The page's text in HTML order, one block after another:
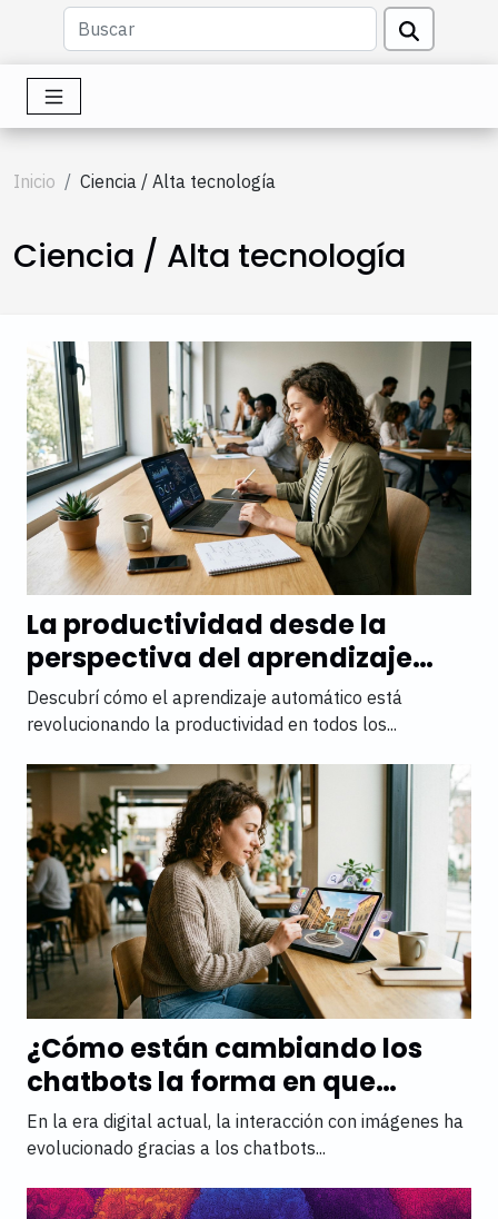
Inicio Ciencia / Alta tecnología
Ciencia / Alta tecnología
La productividad desde la
perspectiva del aprendizaje
automático
Descubrí cómo el aprendizaje automático está
revolucionando la productividad en todos los...
¿Cómo están cambiando los
chatbots la forma en que
interactuamos con imágenes?
En la era digital actual, la interacción con imágenes ha
evolucionado gracias a los chatbots...